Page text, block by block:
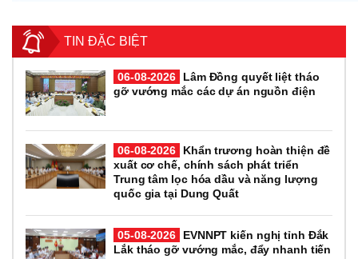
TIN ĐẶC BIỆT
06-08-2026
Lâm Đồng quyết liệt tháo
gỡ vướng mắc các dự án nguồn điện
06-08-2026
Khẩn trương hoàn thiện đề
xuất cơ chế, chính sách phát triển
Trung tâm lọc hóa dầu và năng lượng
quốc gia tại Dung Quất
05-08-2026
EVNNPT kiến nghị tỉnh Đắk
Lắk tháo gỡ vướng mắc, đẩy nhanh tiến